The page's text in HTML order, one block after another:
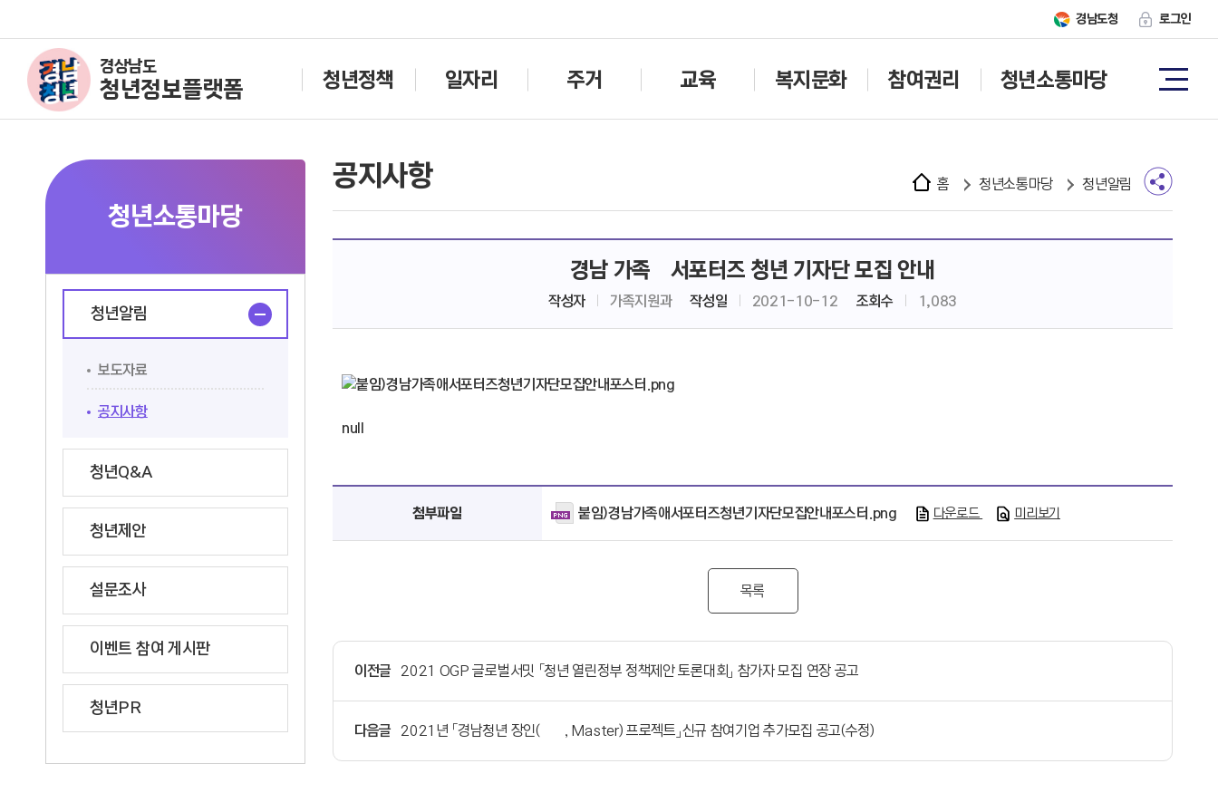
경남도청 로그인
경상남도
청년정보플랫폼 청년정책 일자리 주거 교육 복지문화 참여권리 청년소통마당
청년소통마당
청년알림
보도자료
공지사항
청년Q&A
청년제안
설문조사
이벤트 참여 게시판
청년PR
공지사항 홈 청년소통마당 청년알림
경남 가족愛서포터즈 청년 기자단 모집 안내
작성자 가족지원과 작성일 2021-10-12 조회수 1,083
null
첨부파일 붙임)경남가족애서포터즈청년기자단모집안내포스터.png 다운로드 미리보기
목록
이전글 2021 OGP 글로벌서밋 「청년 열린정부 정책제안 토론대회」 참가자 모집 연장 공고
다음글 2021년 「경남청년 장인(匠人, Master) 프로젝트」신규 참여기업 추가모집 공고(수정)